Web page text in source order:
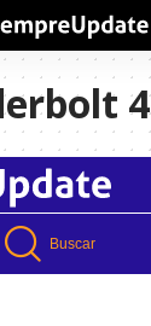
4
Buscar